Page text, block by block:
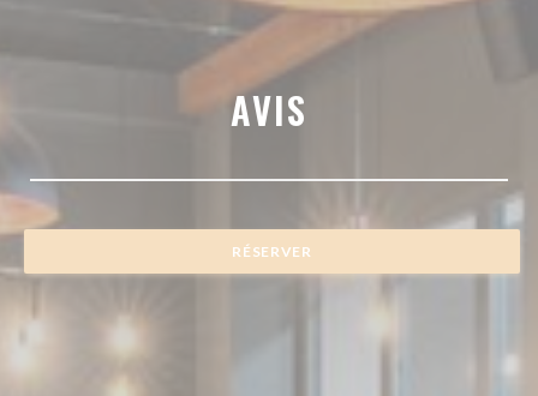
AVIS
RÉSERVER